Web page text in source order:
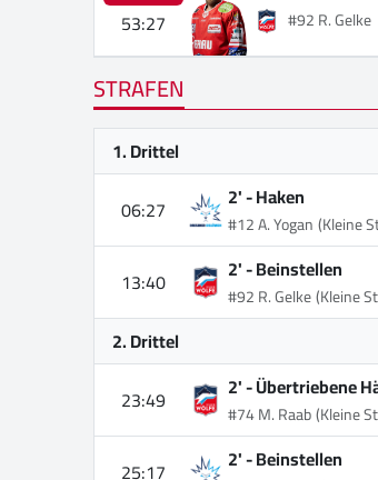
53:27
#92 R. Gelke
STRAFEN
1. Drittel
06:27
2' -Haken
#12 A. Yogan(Kleine
13:40 2' -Beinstellen
#92 R. Gelke(Kleine
2. Drittel
23:49
2' -Übertriebene
#74 M. Raab(Kleine
25:17 2' -Beinstellen